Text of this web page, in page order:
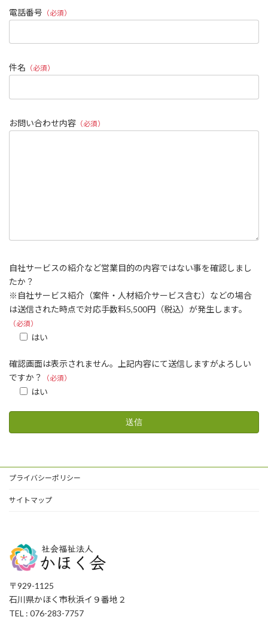
電話番号 （必須）
件名 （必須）
お問い合わせ内容 （必須）
自社サービスの紹介など営業目的の内容ではない事を確認しまし
たか？
※自社サービス紹介（案件・人材紹介サービス含む）などの場合
は送信された時点で対応手数料5,500円（税込）が発生します。
（必須）
はい
確認画面は表示されません。上記内容にて送信しますがよろしい
ですか？
（必須）
はい
プライバシーポリシー
サイトマップ
〒929-1125
石川県かほく市秋浜イ９番地２
TEL : 076-283-7757